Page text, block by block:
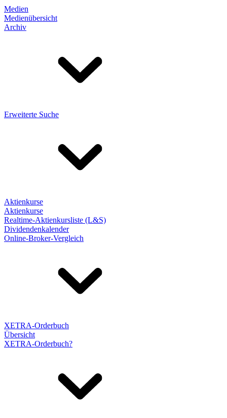
Medien
Medienübersicht
Archiv
Erweiterte Suche
Aktienkurse
Aktienkurse
Realtime-Aktienkursliste (L&S)
Dividendenkalender
Online-Broker-Vergleich
XETRA-Orderbuch
Übersicht
XETRA-Orderbuch?